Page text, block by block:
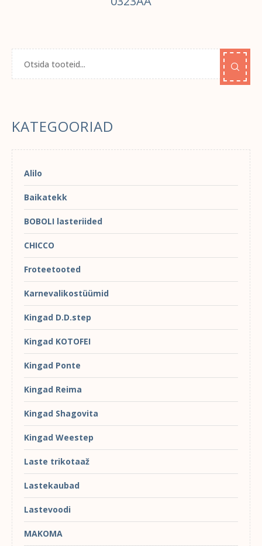
KATEGOORIAD
Alilo
Baikatekk
BOBOLI lasteriided
CHICCO
Froteetooted
Karnevalikostüümid
Kingad D.D.step
Kingad KOTOFEI
Kingad Ponte
Kingad Reima
Kingad Shagovita
Kingad Weestep
Laste trikotaaž
Lastekaubad
Lastevoodi
MAKOMA